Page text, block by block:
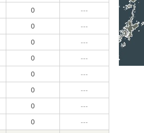
0 ---
0 ---
0 ---
0 ---
0 ---
0 ---
0 ---
0 ---